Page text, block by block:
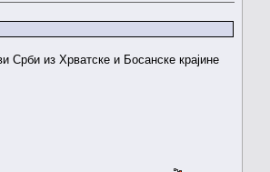
из Хрватске и Босанске крајине